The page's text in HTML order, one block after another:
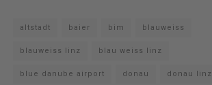
altstadt baier bim blauweiss
blauweiss linz blau weiss linz
blue danube airport donau donau linz